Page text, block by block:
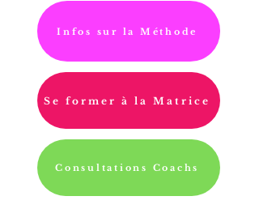
Infos sur la Méthode
Se former à la Matrice
Consultations Coachs